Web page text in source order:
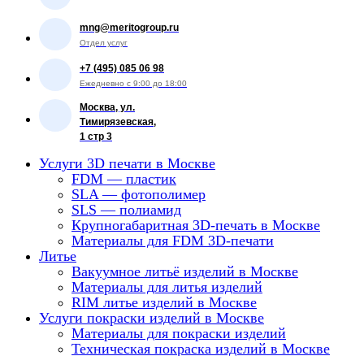
mng@meritogroup.ru
Отдел услуг
+7 (495) 085 06 98
Ежедневно с 9:00 до 18:00
Москва, ул.
Тимирязевская,
1 стр 3
Услуги 3D печати в Москве
FDM — пластик
SLA — фотополимер
SLS — полиамид
Крупногабаритная 3D-печать в Москве
Материалы для FDM 3D-печати
Литье
Вакуумное литьё изделий в Москве
Материалы для литья изделий
RIM литье изделий в Москве
Услуги покраски изделий в Москве
Материалы для покраски изделий
Техническая покраска изделий в Москве